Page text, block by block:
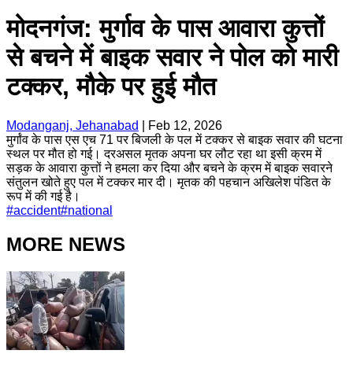
मोदनगंज: मुर्गाव के पास आवारा कुत्तों
से बचने में बाइक सवार ने पोल को मारी
टक्कर, मौके पर हुई मौत
Modanganj, Jehanabad
Feb 12, 2026
मुर्गांव के पास एस एच 71 पर बिजली के पल में टक्कर से बाइक सवार की घटना
स्थल पर मौत हो गई। दरअसल मृतक अपना घर लौट रहा था इसी क्रम में
सड़क के आवारा कुत्तों ने हमला कर दिया और बचने के क्रम में बाइक सवारने
संतुलन खोते हुए पल में टक्कर मार दी। मृतक की पहचान अखिलेश पंडित के
रूप में की गई है।
#accident#national
MORE NEWS